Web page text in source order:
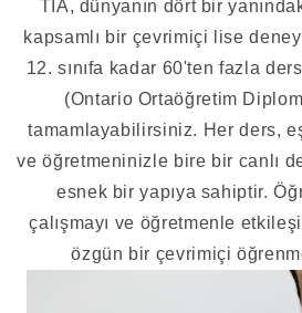
TIA, dünyanın dört bir
kapsamlı bir çevrimiçi lise
12. sınıfa kadar 60'ten fazla
(Ontario Ortaöğretim
tamamlayabilirsiniz. Her ders,
ve öğretmeninizle bire bir canlı
esnek bir yapıya sahiptir.
çalışmayı ve öğretmenle
özgün bir çevrimiçi